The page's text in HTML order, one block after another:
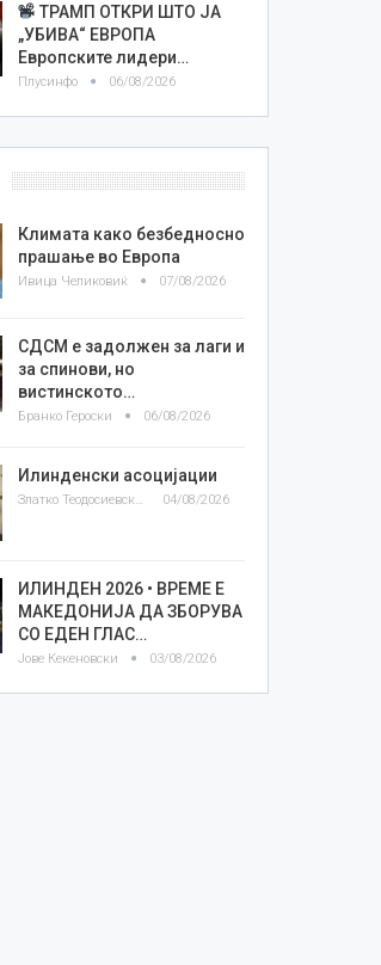
ТРАМП ОТКРИ ШТО ЈА
„УБИВА“ ЕВРОПА
Европските лидери…
Плусинфо 06/08/2026
Климата како безбедносно
прашање во Европа
Ивица Челиковиќ 07/08/2026
СДСМ е задолжен за лаги и
за спинови, но
вистинското…
Бранко Героски 06/08/2026
Илинденски асоцијации
Златко Теодосиевски 04/08/2026
ИЛИНДЕН 2026 • ВРЕМЕ Е
МАКЕДОНИЈА ДА ЗБОРУВА
СО ЕДЕН ГЛАС…
Јове Кекеновски 03/08/2026